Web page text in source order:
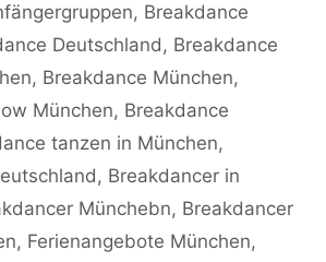
, Breakdance
Deutschland, Breakdance
, Breakdance München,
München, Breakdance
tanzen in München,
, Breakdancer in
Münchebn, Breakdancer
, Ferienangebote München,